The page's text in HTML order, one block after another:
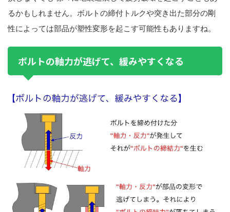
るかもしれません。ボルトの締付トルクや突き出た部分の剛
性によっては部品が塑性変形を起こす可能性もありますね。
ボルトの軸力が逃げて、緩みやすくなる